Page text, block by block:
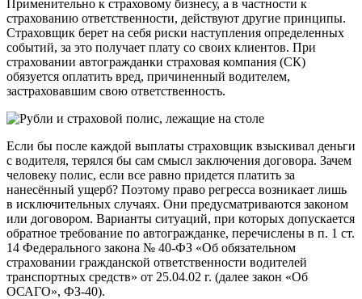
Применительно к страховому бизнесу, а в частности к
страхованию ответственности, действуют другие принципы.
Страховщик берет на себя риски наступления определенных
событий, за это получает плату со своих клиентов. При
страховании автогражданки страховая компания (СК)
обязуется оплатить вред, причиненный водителем,
застраховавшим свою ответственность.
Если бы после каждой выплаты страховщик взыскивал деньги
с водителя, терялся бы сам смысл заключения договора. Зачем
человеку полис, если все равно придется платить за
нанесённый ущерб? Поэтому право регресса возникает лишь
в исключительных случаях. Они предусматриваются законом
или договором. Варианты ситуаций, при которых допускается
обратное требование по автогражданке, перечислены в п. 1 ст.
14 Федерального закона № 40-ФЗ «Об обязательном
страховании гражданской ответственности водителей
транспортных средств» от 25.04.02 г. (далее закон «Об
ОСАГО», ФЗ-40).